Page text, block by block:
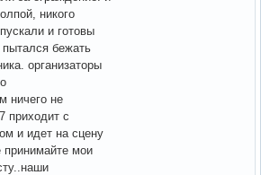
никого
и готовы
бежать
организаторы
ничего не
приходит с
и идет на сцену
принимайте мои